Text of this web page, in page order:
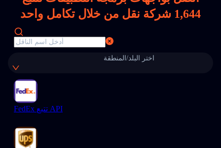
1,644 شركة نقل من خلال تكامل واحد
اختر البلد/المنطقة
FedEx تتبع API